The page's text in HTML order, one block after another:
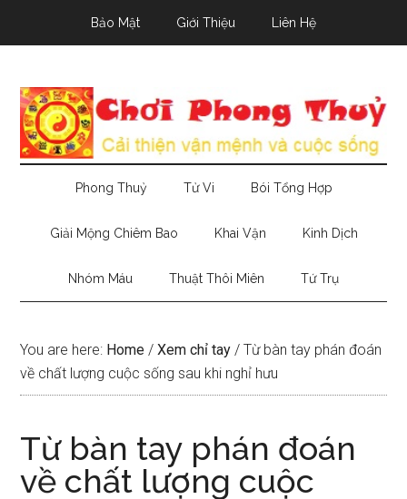
Bảo Mật Giới Thiệu Liên Hệ
Phong Thuỷ Tử Vi Bói Tổng Hợp
Giải Mộng Chiêm Bao Khai Vận Kinh Dịch
Nhóm Máu Thuật Thôi Miên Tứ Trụ
You are here: Home / Xem chỉ tay / Từ bàn tay phán đoán
về chất lượng cuộc sống sau khi nghỉ hưu
Từ bàn tay phán đoán
về chất lượng cuộc